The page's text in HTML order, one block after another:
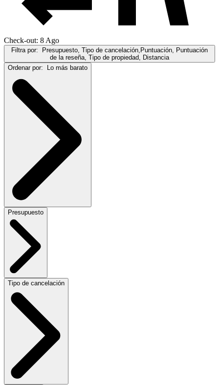
Check-out: 8 Ago
Filtra por:
Presupuesto, Tipo de cancelación,Puntuación, Puntuación
de la reseña, Tipo de propiedad, Distancia
Ordenar por:
Lo más barato
Presupuesto
Tipo de cancelación